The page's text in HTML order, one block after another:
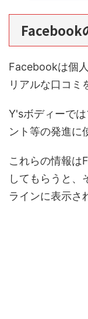
Facebook
Facebookは個
リアルな口コミ
Y'sボディーで
ント等の発進に
これらの情報は
してもらうと、
ラインに表示さ